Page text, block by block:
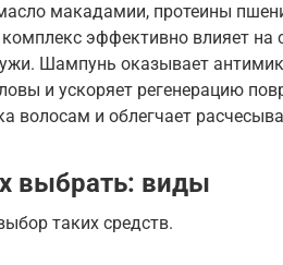
макадамии, протеины
эффективно влияет на
Шампунь оказывает
и ускоряет регенерацию
волосам и облегчает
выбрать: виды
таких средств.